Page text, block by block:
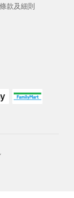
條款及細則